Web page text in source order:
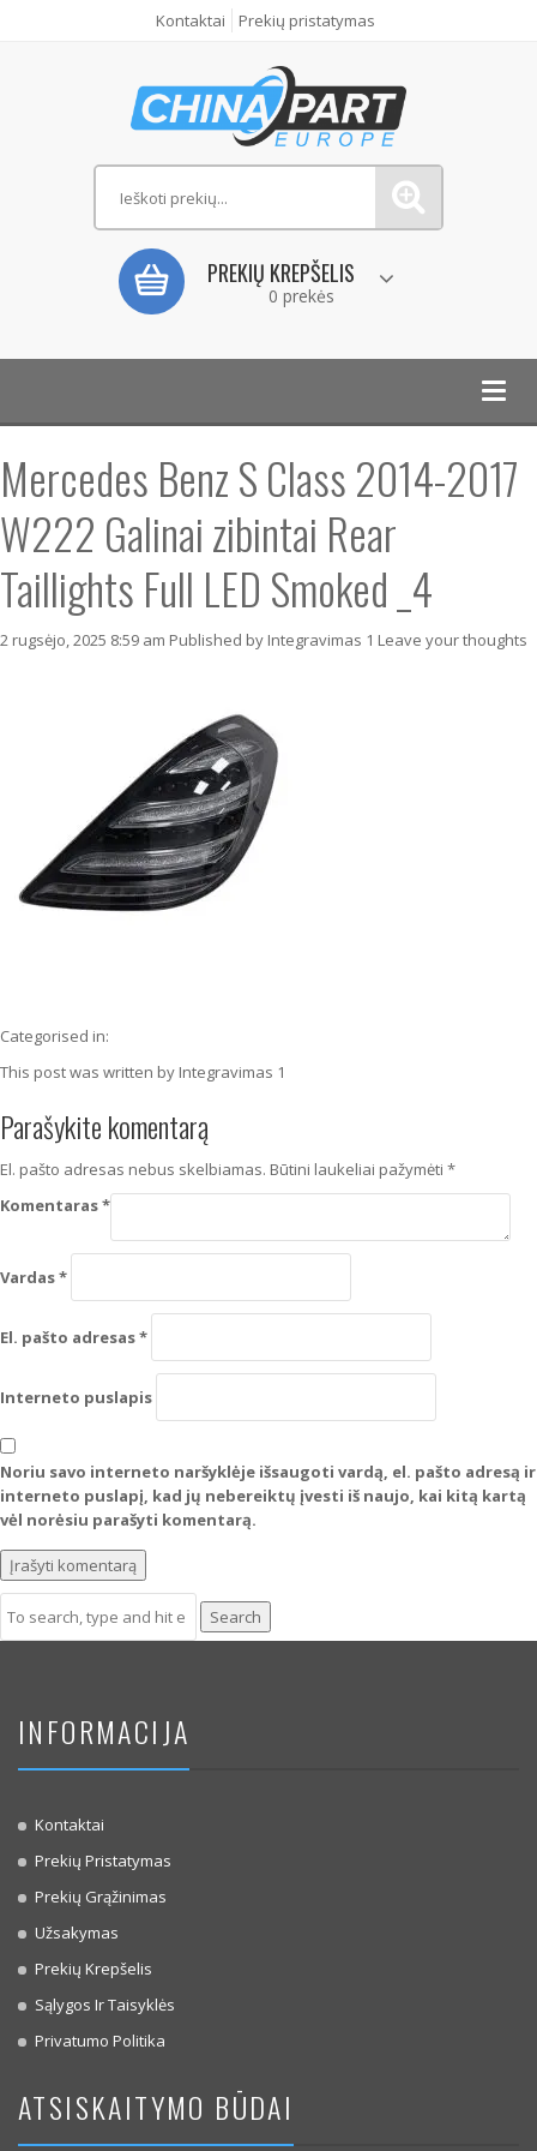
Kontaktai Prekių pristatymas
PREKIŲ KREPŠELIS
0 prekės
Mercedes Benz S Class 2014-2017
W222 Galinai zibintai Rear
Taillights Full LED Smoked _4
2 rugsėjo, 2025 8:59 am Published by Integravimas 1 Leave your thoughts
Categorised in:
This post was written by Integravimas 1
Parašykite komentarą
El. pašto adresas nebus skelbiamas. Būtini laukeliai pažymėti *
Komentaras*
Vardas*
El. pašto adresas*
Interneto puslapis
Noriu savo interneto naršyklėje išsaugoti vardą, el. pašto adresą ir
interneto puslapį, kad jų nebereiktų įvesti iš naujo, kai kitą kartą
vėl norėsiu parašyti komentarą.
Search
INFORMACIJA
Kontaktai
Prekių Pristatymas
Prekių Grąžinimas
Užsakymas
Prekių Krepšelis
Sąlygos Ir Taisyklės
Privatumo Politika
ATSISKAITYMO BŪDAI